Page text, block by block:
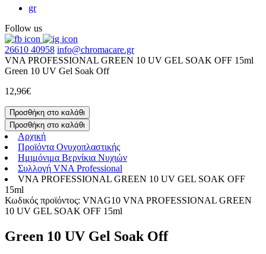
gr
Follow us
26610 40958 info@chromacare.gr
VNA PROFESSIONAL GREEN 10 UV GEL SOAK OFF 15ml
Green 10 UV Gel Soak Off
12,96€
Προσθήκη στο καλάθι
Προσθήκη στο καλάθι
Αρχική
Προϊόντα Ονυχοπλαστικής
Ημιμόνιμα Βερνίκια Νυχιών
Συλλογή VNA Professional
VNA PROFESSIONAL GREEN 10 UV GEL SOAK OFF
15ml
Κωδικός προϊόντος: VNAG10 VNA PROFESSIONAL GREEN
10 UV GEL SOAK OFF 15ml
Green 10 UV Gel Soak Off